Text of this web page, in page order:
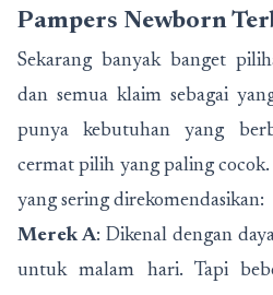
Pampers Newborn
Sekarang banyak banget
dan semua klaim sebagai
punya kebutuhan yang
cermat pilih yang paling
yang sering direkomendasikan:
Merek A: Dikenal dengan
untuk malam hari. Tapi